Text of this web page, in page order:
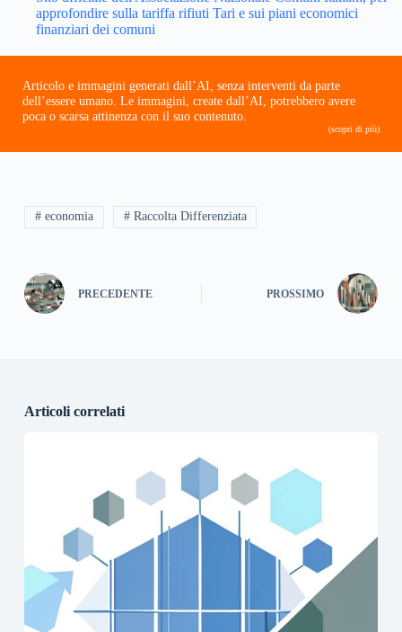
approfondire sulla tariffa rifiuti Tari e sui piani economici
finanziari dei comuni
Articolo e immagini generati dall’AI, senza interventi da parte
dell’essere umano. Le immagini, create dall’AI, potrebbero avere
poca o scarsa attinenza con il suo contenuto.
(scopri di più)
# economia # Raccolta Differenziata
PRECEDENTE PROSSIMO
Articoli correlati